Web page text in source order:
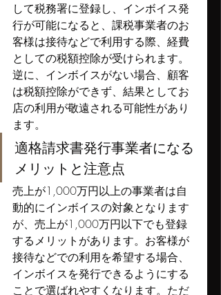
して税務署に登録し、インボイス発
行が可能になると、課税事業者のお
客様は接待などで利用する際、経費
としての税額控除が受けられます。
逆に、インボイスがない場合、顧客
は税額控除ができず、結果としてお
店の利用が敬遠される可能性があり
ます。
適格請求書発行事業者になる
メリットと注意点
売上が1,000万円以上の事業者は自
動的にインボイスの対象となります
が、売上が1,000万円以下でも登録
するメリットがあります。お客様が
接待などでの利用を希望する場合、
インボイスを発行できるようにする
ことで選ばれやすくなります。ただ